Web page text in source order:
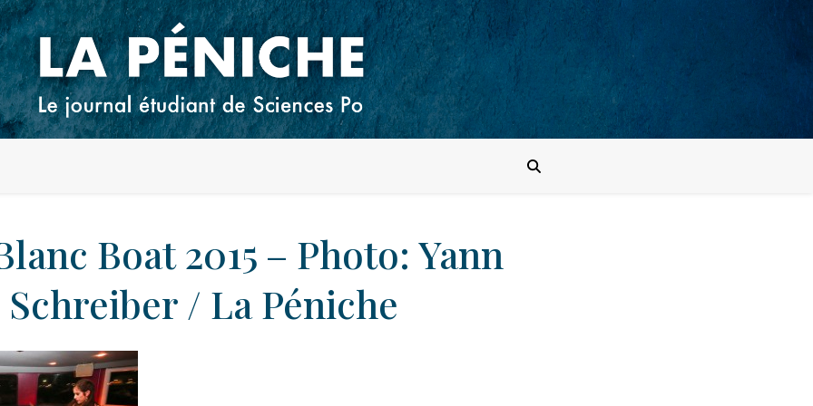
Boat 2015 – Photo: Yann
Schreiber / La Péniche